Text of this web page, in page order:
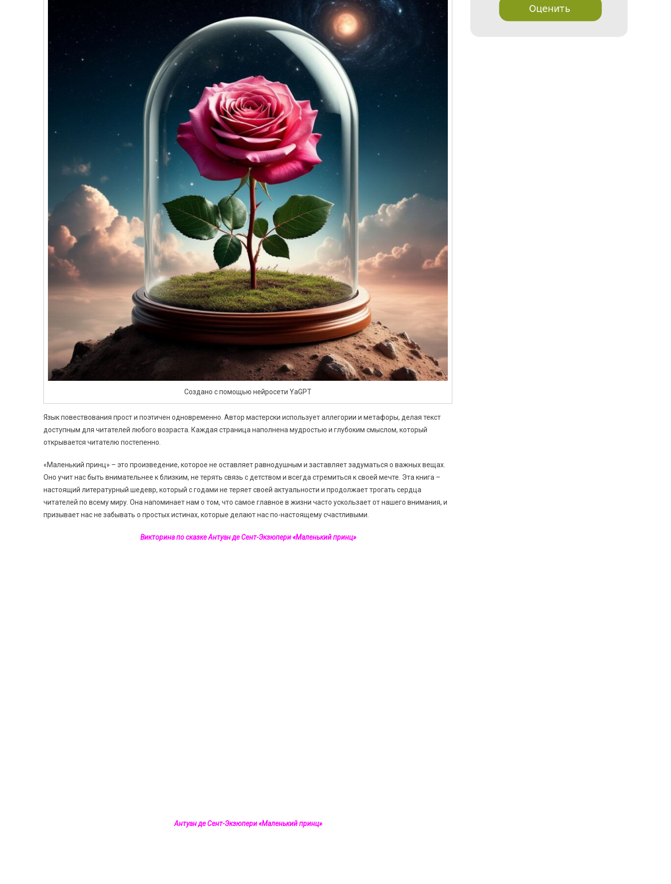
Создано с помощью нейросети YaGPT
Язык повествования прост и поэтичен одновременно. Автор мастерски использует аллегории и метафоры, делая текст
доступным для читателей любого возраста. Каждая страница наполнена мудростью и глубоким смыслом, который
открывается читателю постепенно.
«Маленький принц» – это произведение, которое не оставляет равнодушным и заставляет задуматься о важных вещах.
Оно учит нас быть внимательнее к близким, не терять связь с детством и всегда стремиться к своей мечте. Эта книга –
настоящий литературный шедевр, который с годами не теряет своей актуальности и продолжает трогать сердца
читателей по всему миру. Она напоминает нам о том, что самое главное в жизни часто ускользает от нашего внимания, и
призывает нас не забывать о простых истинах, которые делают нас по-настоящему счастливыми.
Викторина по сказке Антуан де Сент-Экзюпери «Маленький принц»
Антуан де Сент-Экзюпери «Маленький принц»